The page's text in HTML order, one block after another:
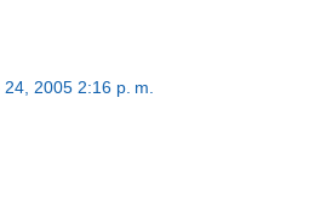
2005 2:16 p. m.